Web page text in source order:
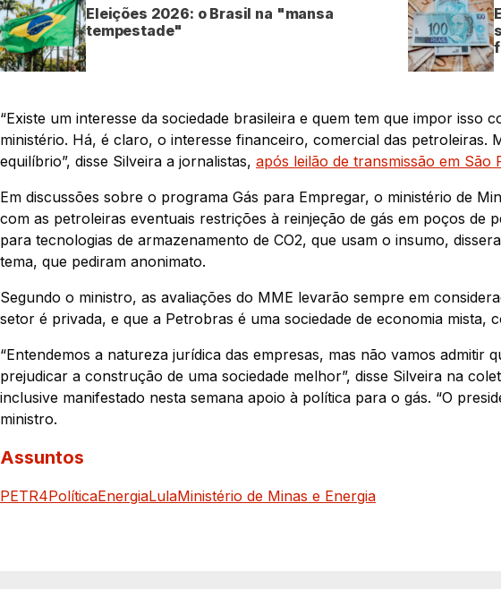
Eleições 2026: o Brasil na "mansa
tempestade"
“Existe um interesse da sociedade brasileira e quem tem que impor isso
ministério. Há, é claro, o interesse financeiro, comercial das petroleiras.
equilíbrio”, disse Silveira a jornalistas, após leilão de transmissão em São
Em discussões sobre o programa Gás para Empregar, o ministério de
com as petroleiras eventuais restrições à reinjeção de gás em poços de
para tecnologias de armazenamento de CO2, que usam o insumo,
tema, que pediram anonimato.
Segundo o ministro, as avaliações do MME levarão sempre em
setor é privada, e que a Petrobras é uma sociedade de economia mista,
“Entendemos a natureza jurídica das empresas, mas não vamos admitir
prejudicar a construção de uma sociedade melhor”, disse Silveira na
inclusive manifestado nesta semana apoio à política para o gás. “O
ministro.
Assuntos
PETR4PolíticaEnergiaLulaMinistério de Minas e Energia